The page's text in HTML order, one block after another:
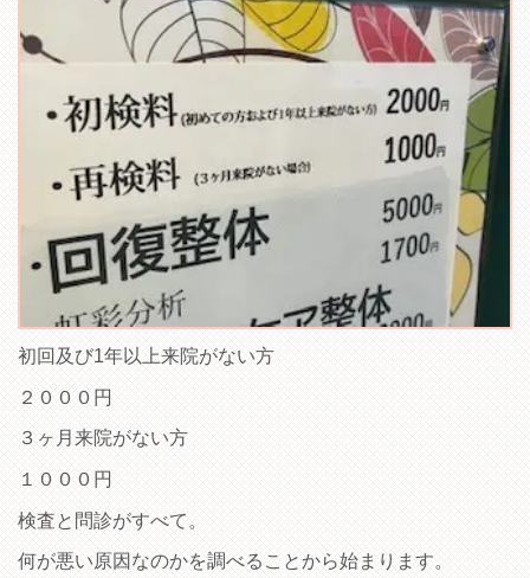
初回及び1年以上来院がない方
２０００円
３ヶ月来院がない方
１０００円
検査と問診がすべて。
何が悪い原因なのかを調べることから始まります。